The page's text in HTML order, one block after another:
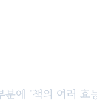
분에 "책의 여러 효